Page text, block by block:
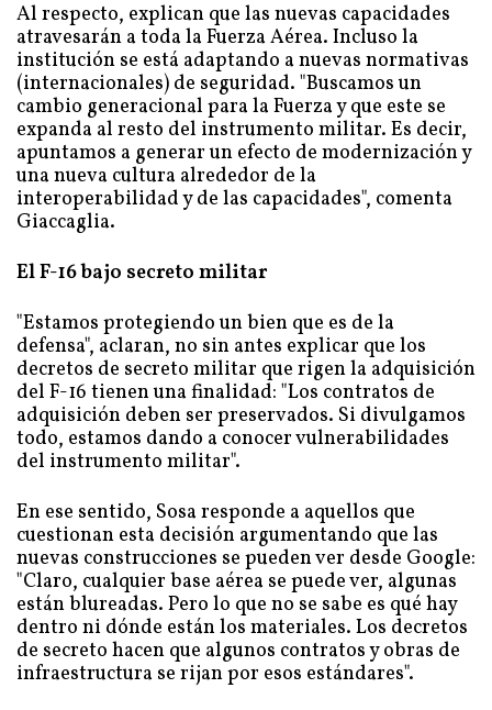
Al respecto, explican que las nuevas capacidades
atravesarán a toda la Fuerza Aérea. Incluso la
institución se está adaptando a nuevas normativas
(internacionales) de seguridad. "Buscamos un
cambio generacional para la Fuerza y que este se
expanda al resto del instrumento militar. Es decir,
apuntamos a generar un efecto de modernización y
una nueva cultura alrededor de la
interoperabilidad y de las capacidades", comenta
Giaccaglia.
El F-16 bajo secreto militar
"Estamos protegiendo un bien que es de la
defensa", aclaran, no sin antes explicar que los
decretos de secreto militar que rigen la adquisición
del F-16 tienen una finalidad: "Los contratos de
adquisición deben ser preservados. Si divulgamos
todo, estamos dando a conocer vulnerabilidades
del instrumento militar".
En ese sentido, Sosa responde a aquellos que
cuestionan esta decisión argumentando que las
nuevas construcciones se pueden ver desde Google:
"Claro, cualquier base aérea se puede ver, algunas
están blureadas. Pero lo que no se sabe es qué hay
dentro ni dónde están los materiales. Los decretos
de secreto hacen que algunos contratos y obras de
infraestructura se rijan por esos estándares".